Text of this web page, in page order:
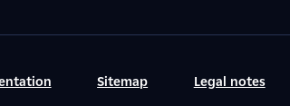
Sitemap Legal notes